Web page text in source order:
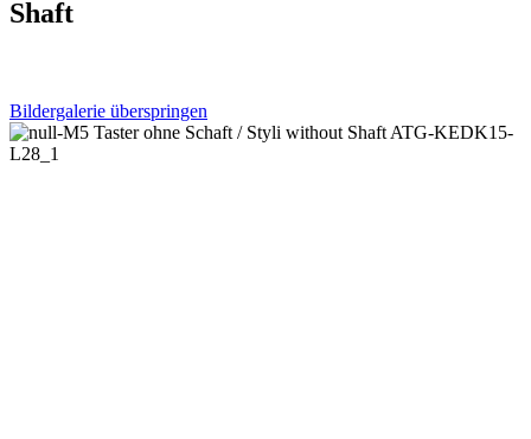
Shaft
Bildergalerie überspringen